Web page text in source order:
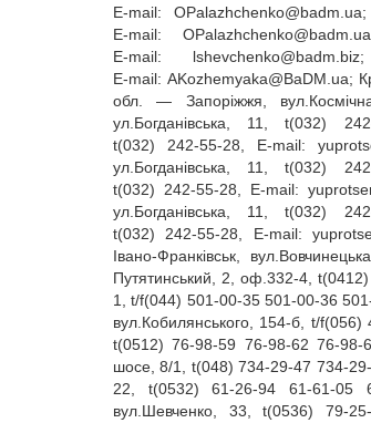
E‑mail: OPalazhchenko@badm.ua;
E‑mail:OPalazhchenko@badm.ua
E‑mail: lshevchenko@badm.biz;
E‑mail: AKozhemyaka@BaDM.ua;
обл. — Запоріжжя,
ул.Богданівська, 11, t(032)
t(032) 242‑55‑28, E‑mail:
ул.Богданівська, 11, t(032)
t(032) 242‑55‑28, E‑mail:
ул.Богданівська, 11, t(032)
t(032) 242‑55‑28, E‑mail:
Івано‑Франківськ,
Путятинський, 2, оф.332‑4,
1, t/f(044) 501‑00‑35 501‑00‑36
вул.Кобилянського, 154‑б, t/f(056)
t(0512) 76‑98‑59 76‑98‑62
шосе, 8/1, t(048) 734‑29‑47
22, t(0532) 61‑26‑94 61‑61‑05
вул.Шевченко, 33, t(0536)